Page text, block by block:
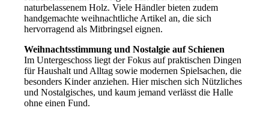
naturbelassenem Holz. Viele Händler bieten zudem
handgemachte weihnachtliche Artikel an, die sich
hervorragend als Mitbringsel eignen.
Weihnachtsstimmung und Nostalgie auf Schienen
Im Untergeschoss liegt der Fokus auf praktischen Dingen
für Haushalt und Alltag sowie modernen Spielsachen, die
besonders Kinder anziehen. Hier mischen sich Nützliches
und Nostalgisches, und kaum jemand verlässt die Halle
ohne einen Fund.